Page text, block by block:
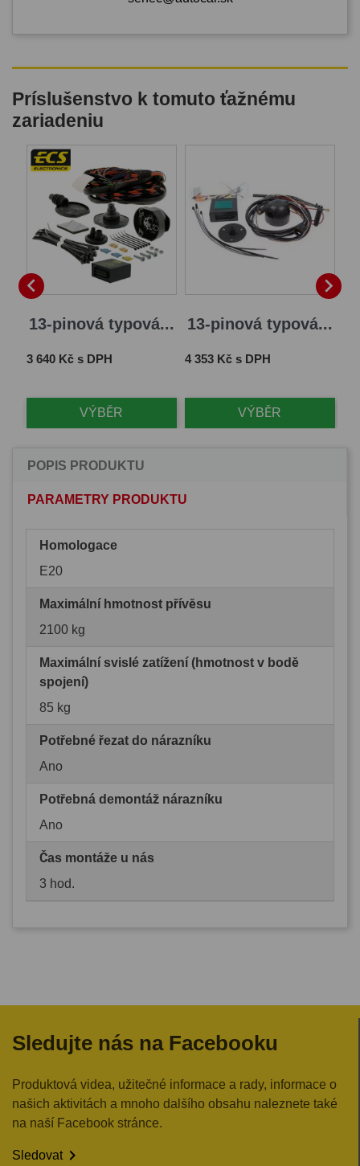
Príslušenstvo k tomuto ťažnému
zariadeniu

13-pinová typová...
Cena
3 640 Kč s DPH
VÝBĚR
13-pinová typová...
Cena
4 353 Kč s DPH
VÝBĚR

POPIS PRODUKTU
PARAMETRY PRODUKTU
Homologace
E20
Maximální hmotnost přívěsu
2100 kg
Maximální svislé zatížení (hmotnost v bodě
spojení)
85 kg
Potřebné řezat do nárazníku
Ano
Potřebná demontáž nárazníku
Ano
Čas montáže u nás
3 hod.
Sledujte nás na Facebooku
Produktová videa, užitečné informace a rady, informace o
našich aktivitách a mnoho dalšího obsahu naleznete také
na naší Facebook stránce.
Sledovat